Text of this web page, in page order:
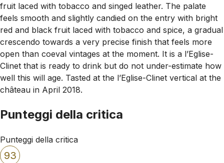
fruit laced with tobacco and singed leather. The palate
feels smooth and slightly candied on the entry with bright
red and black fruit laced with tobacco and spice, a gradual
crescendo towards a very precise finish that feels more
open than coeval vintages at the moment. It is a l’Eglise-
Clinet that is ready to drink but do not under-estimate how
well this will age. Tasted at the l’Eglise-Clinet vertical at the
château in April 2018.
Punteggi della critica
Punteggi della critica
93